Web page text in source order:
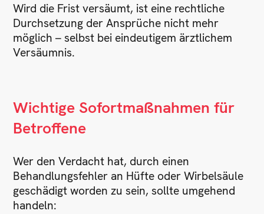
Wird die Frist versäumt, ist eine rechtliche
Durchsetzung der Ansprüche nicht mehr
möglich – selbst bei eindeutigem ärztlichem
Versäumnis.
Wichtige Sofortmaßnahmen für
Betroffene
Wer den Verdacht hat, durch einen
Behandlungsfehler an Hüfte oder Wirbelsäule
geschädigt worden zu sein, sollte umgehend
handeln: